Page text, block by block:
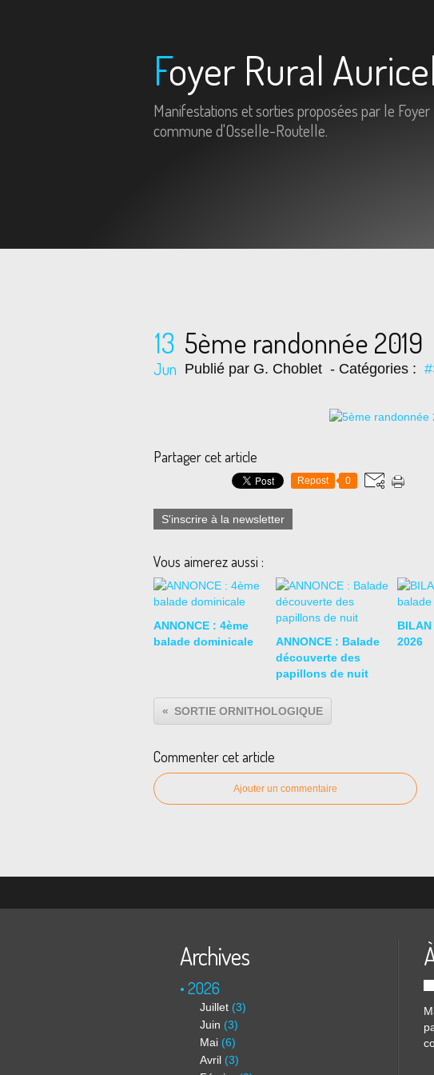
Foyer Rural
Manifestations et sorties proposées par le
commune d'Osselle-Routelle.
13
Jun
5ème randonnée 2019
Publié par G. Choblet - Catégories :
Partager cet article
Repost 0
S'inscrire à la newsletter
Vous aimerez aussi :
ANNONCE : 4ème
balade dominicale
ANNONCE : Balade
découverte des
papillons de nuit
2026
SORTIE ORNITHOLOGIQUE
Commenter cet article
Ajouter un commentaire
Archives
2026
Juillet (3)
Juin (3)
Mai (6)
Avril (3)